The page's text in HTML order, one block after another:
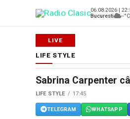
06.08.2026 |
Bucuresti
--°C
LIFE STYLE
Sabrina Carpenter
LIFE STYLE 17:45
TELEGRAM WHATSAPP